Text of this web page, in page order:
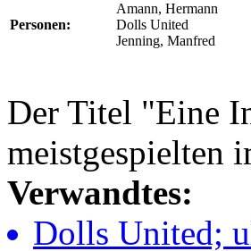
Personen:
Amann, Hermann
Dolls United
Jenning, Manfred
Der Titel "Eine
meistgespielten
Verwandtes:
Dolls United;